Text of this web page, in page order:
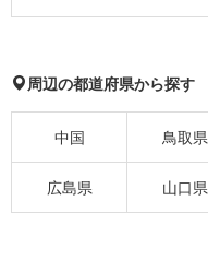
周辺の都道府県から探す
中国 鳥取県
広島県 山口県